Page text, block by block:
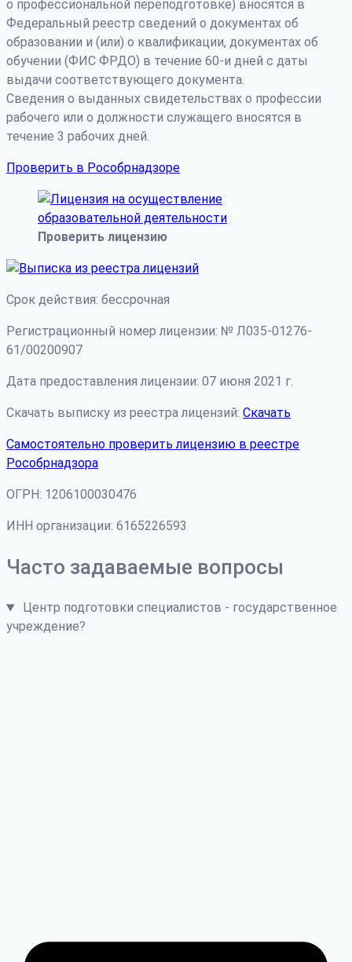
о профессиональной переподготовке) вносятся в
Федеральный реестр сведений о документах об
образовании и (или) о квалификации, документах об
обучении (ФИС ФРДО) в течение 60-и дней с даты
выдачи соответствующего документа.
Сведения о выданных свидетельствах о профессии
рабочего или о должности служащего вносятся в
течение 3 рабочих дней.
Проверить в Рособрнадзоре
Проверить лицензию
Срок действия: бессрочная
Регистрационный номер лицензии: № Л035-01276-
61/00200907
Дата предоставления лицензии: 07 июня 2021 г.
Скачать выписку из реестра лицензий: Скачать
Самостоятельно проверить лицензию в реестре
Рособрнадзора
ОГРН: 1206100030476
ИНН организации: 6165226593
Часто задаваемые вопросы
Центр подготовки специалистов - государственное
учреждение?